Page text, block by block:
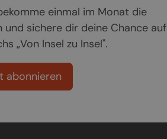
einmal im Monat die
sichere dir deine Chance auf
„Von Insel zu Insel".
abonnieren